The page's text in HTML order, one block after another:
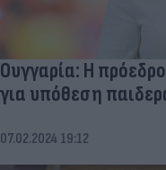
Ουγγαρία: Η
για υπόθεση
07.02.2024 19:12